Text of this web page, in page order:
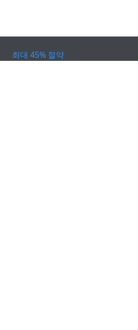
최대 45% 절약